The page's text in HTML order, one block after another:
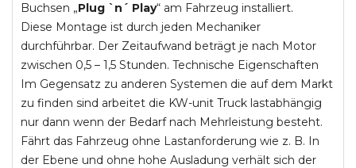
Buchsen „Plug `n´ Play“ am Fahrzeug installiert.
Diese Montage ist durch jeden Mechaniker
durchführbar. Der Zeitaufwand beträgt je nach Motor
zwischen 0,5 – 1,5 Stunden. Technische Eigenschaften
Im Gegensatz zu anderen Systemen die auf dem Markt
zu finden sind arbeitet die KW-unit Truck lastabhängig
nur dann wenn der Bedarf nach Mehrleistung besteht.
Fährt das Fahrzeug ohne Lastanforderung wie z. B. In
der Ebene und ohne hohe Ausladung verhält sich der